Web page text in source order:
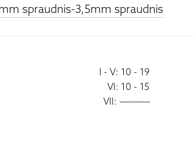
spraudnis-3,5mm spraudnis
I - V: 10 - 19
VI: 10 - 15
VII: -------------